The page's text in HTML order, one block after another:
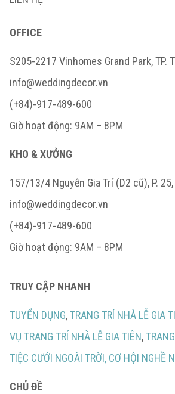
OFFICE
S205-2217 Vinhomes Grand Park, TP.
info@weddingdecor.vn
(+84)-917-489-600
Giờ hoạt động: 9AM – 8PM
KHO & XƯỞNG
157/13/4 Nguyễn Gia Trí (D2 cũ), P.
info@weddingdecor.vn
(+84)-917-489-600
Giờ hoạt động: 9AM – 8PM
TRUY CẬP NHANH
TUYỂN DỤNG,TRANG TRÍ NHÀ LỄ GIA
VỤ TRANG TRÍ NHÀ LỄ GIA TIÊN,
TIỆC CƯỚI NGOÀI TRỜI, CƠ HỘI NGHỀ
CHỦ ĐỀ